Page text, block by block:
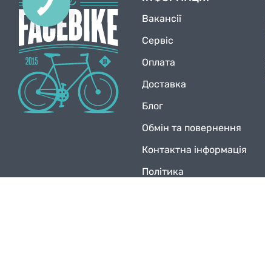
Вакансії
Сервіс
Оплата
Доставка
Блог
Обмін та повернення
Контактна інформація
Політика
ЗВ'ЯЗКУ